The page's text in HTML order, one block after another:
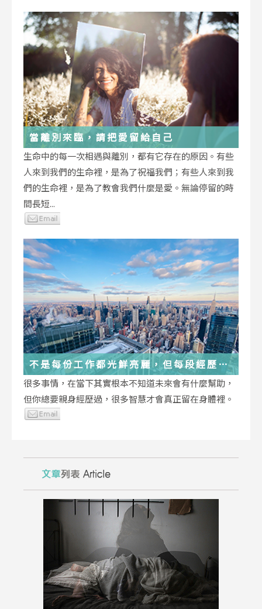
當離別來臨，請把愛留給自己
生命中的每一次相遇與離別，都有它存在的原因。有些
人來到我們的生命裡，是為了祝福我們；有些人來到我
們的生命裡，是為了教會我們什麼是愛。無論停留的時
間長短...
不是每份工作都光鮮亮麗，但每段經歷都
在偷偷改變你
很多事情，在當下其實根本不知道未來會有什麼幫助，
但你總要親身經歷過，很多智慧才會真正留在身體裡。